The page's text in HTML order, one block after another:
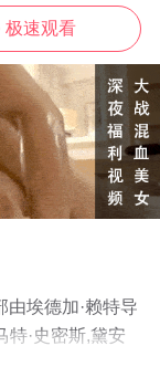
极速观看
埃德加·赖特导
特·史密斯,黛安
姆斯·菲尔浦斯,